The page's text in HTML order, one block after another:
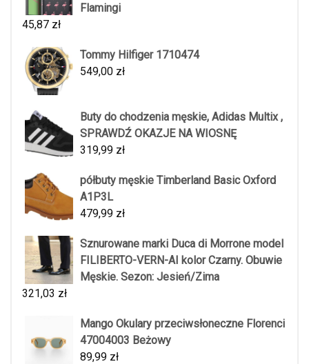
Flamingi
45,87 zł
Tommy Hilfiger 1710474
549,00 zł
Buty do chodzenia męskie, Adidas Multix ,
SPRAWDŹ OKAZJE NA WIOSNĘ
319,99 zł
półbuty męskie Timberland Basic Oxford
A1P3L
479,99 zł
Sznurowane marki Duca di Morrone model
FILIBERTO-VERN-AI kolor Czarny. Obuwie
Męskie. Sezon: Jesień/Zima
321,03 zł
Mango Okulary przeciwsłoneczne Florenci
47004003 Beżowy
89,99 zł